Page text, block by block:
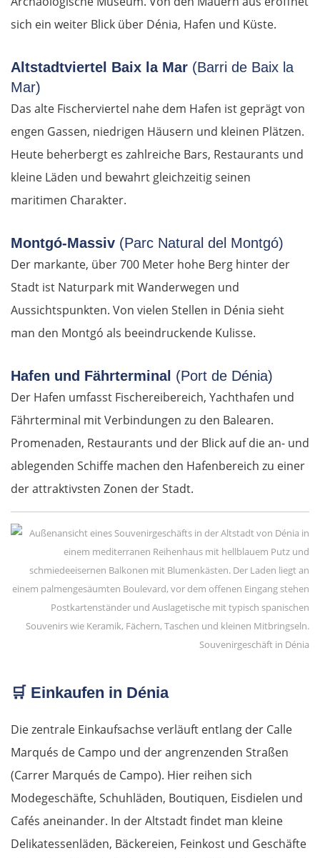
sich ein weiter Blick über Dénia, Hafen und Küste.
Altstadtviertel Baix la Mar (Barri de Baix la
Mar)
Das alte Fischerviertel nahe dem Hafen ist geprägt von
engen Gassen, niedrigen Häusern und kleinen Plätzen.
Heute beherbergt es zahlreiche Bars, Restaurants und
kleine Läden und bewahrt gleichzeitig seinen
maritimen Charakter.
Montgó-Massiv (Parc Natural del Montgó)
Der markante, über 700 Meter hohe Berg hinter der
Stadt ist Naturpark mit Wanderwegen und
Aussichtspunkten. Von vielen Stellen in Dénia sieht
man den Montgó als beeindruckende Kulisse.
Hafen und Fährterminal (Port de Dénia)
Der Hafen umfasst Fischereibereich, Yachthafen und
Fährterminal mit Verbindungen zu den Balearen.
Promenaden, Restaurants und der Blick auf die an- und
ablegenden Schiffe machen den Hafenbereich zu einer
der attraktivsten Zonen der Stadt.
Souvenirgeschäft in Dénia
🛒 Einkaufen in Dénia
Die zentrale Einkaufsachse verläuft entlang der Calle
Marqués de Campo und der angrenzenden Straßen
(Carrer Marqués de Campo). Hier reihen sich
Modegeschäfte, Schuhläden, Boutiquen, Eisdielen und
Cafés aneinander. In der Altstadt findet man kleine
Delikatessenläden, Bäckereien, Feinkost und Geschäfte